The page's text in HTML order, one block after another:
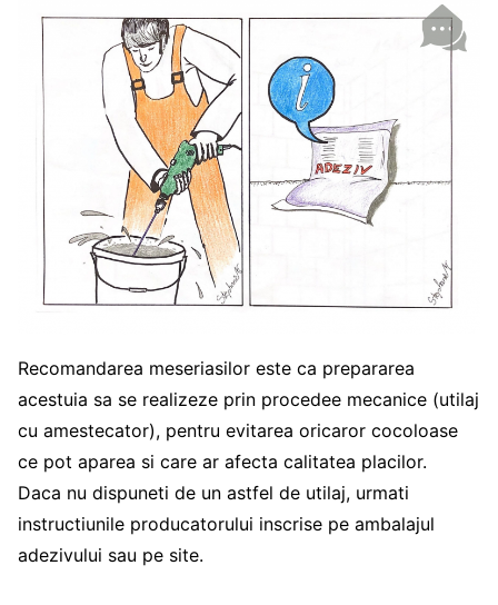
Recomandarea meseriasilor este ca prepararea
acestuia sa se realizeze prin procedee mecanice (utilaj
cu amestecator), pentru evitarea oricaror cocoloase
ce pot aparea si care ar afecta calitatea placilor.
Daca nu dispuneti de un astfel de utilaj, urmati
instructiunile producatorului inscrise pe ambalajul
adezivului sau pe site.